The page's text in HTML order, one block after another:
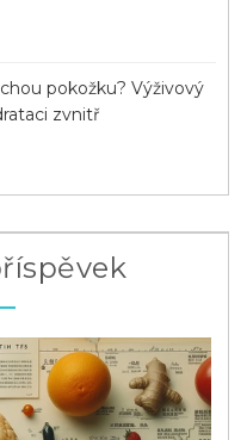
pokožku? Výživový
zvnitř